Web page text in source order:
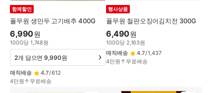
풀무원 생만두 고기배추 400G
함께할인
6,990원
100G당 1,748원
매직배송 4.7/612
4만원↑무료배송
2개 담으면 9,990원
풀무원 철판오징어김치전 300G
행사상품
6,490원
100G당 2,163원
매직배송
4.7/1,437
4만원↑무료배송